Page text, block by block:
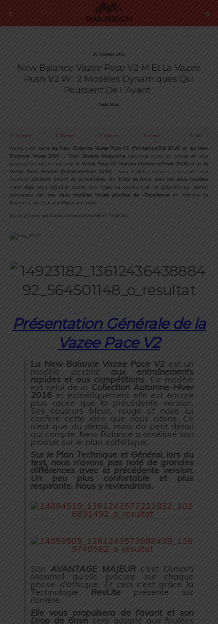
26 Novembre 2016
New Balance Vazee Pace V2 M Et La Vazee
Rush V2 W : 2 Modèles Dynamiques Qui
Poussent De L’Avant !
Cédric Masip
Partager Tweeter Épingler E-mail SMS
Après avoir testé les New Balance Vazee Pace V1 (Printemps/Eté 2016) et les New
Balance Vazee 2090 … Trail Session Magazine continue dans sa lancée et vous
propose les retours tests de la Vazee Pace V2 Homme (Automne/Hiver 2016) et de la
Vazee Rush Femme (Automne/Hiver 2016). Deux modèles universels destinés aux
coureursdésirant amorti et dynamisme. Un Drop de 6mm pour ces deux modèles
vient déjà vous aiguiller quant aux types de coureurs et de gabarits qui seront
concernés parces deux modèles Vazee proches de l’Excellence en matière de
Running, de Course à Pieds sur route.
https://www.youtube.com/watch?v=G6SiTYA1NDc
Présentation Générale de la
Vazee Pace V2
La New Balance Vazee Pace V2 est un
modèle destiné aux entraînements
rapides et aux compétitions. Ce modèle
est celui de la Collection Automne-Hiver
2016 et esthétiquement elle est encore
plus racée que la précédente version.
Ses couleurs bleue, rouge et noire lui
confère cette idée que nous citons. Ce
n’est que du détail, mais du petit détail
qui compte. New Balance a amélioré son
produit sur le plan esthétique.
Sur le Plan Technique et Général, lors du
test, nous n’avons pas noté de grandes
différences avec la précédente version.
Un peu plus confortable et plus
respirante. Nous y reviendrons.
SonAVANTAGE MAJEURc’est l’Amorti
Maximal qu’elle procure sur chaque
phase d’attaque. Et ceci c’est grâce la
Technologie RevLite présente sur
l’arrière.
Elle vous propulsera de l’avant et son
Drop de 6mm sera adapté aux foulées